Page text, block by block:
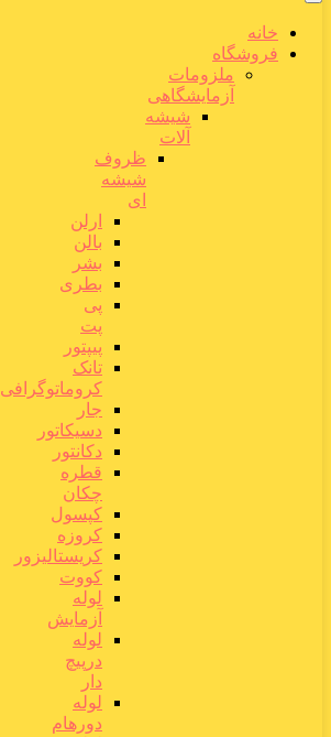
خانه
فروشگاه
ملزومات
آزمایشگاهی
شیشه
آلات
ظروف
شیشه
ای
ارلن
بالن
بشر
بطری
پی
پت
پیپتور
تانک
کروماتوگرافی
جار
دسیکاتور
دکانتور
قطره
چکان
کپسول
کروزه
کریستالیزور
کووت
لوله
آزمایش
لوله
درپیچ
دار
لوله
دورهام